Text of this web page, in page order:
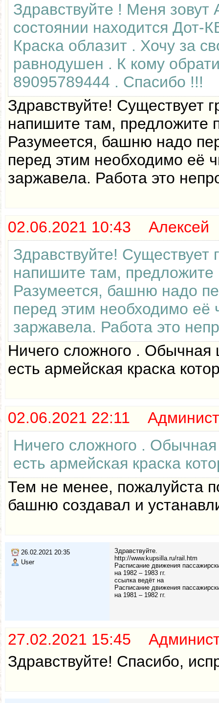
Здравствуйте ! Меня зовут
состоянии находится
Краска облазит . Хочу за
равнодушен . К кому
89095789444 . Спасибо !!!
Здравствуйте! Существует
напишите там, предложите
Разумеется, башню надо
перед этим необходимо её
заржавела. Работа это
02.06.2021 10:43 Алексей
Здравствуйте! Существует
напишите там,
Разумеется, башню надо
перед этим необходимо её
заржавела. Работа это
Ничего сложного . Обычная
есть армейская краска
02.06.2021 22:11
Ничего сложного .
есть армейская краска
Тем не менее, пожалуйста
башню создавал и
26.02.2021 20:35
User
Здравствуйте.
http://www.kupsilla.ru/rail.htm
Расписание движения
на 1982 – 1983 гг.
ссылка ведёт на
Расписание движения
на 1981 – 1982 гг.
27.02.2021 15:45
Здравствуйте! Спасибо,